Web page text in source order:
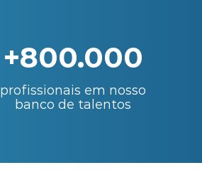
+800.000
profissionais em nosso
banco de talentos